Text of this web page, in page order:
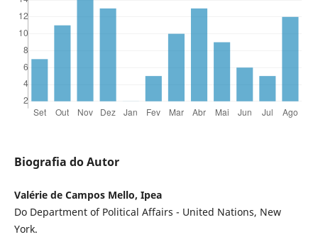
Biografia do Autor
Valérie de Campos Mello, Ipea
Do Department of Political Affairs - United Nations, New
York.